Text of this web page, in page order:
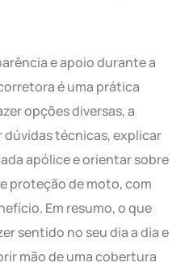
e apoio durante a
é uma prática
opções diversas, a
técnicas, explicar
apólice e orientar sobre
proteção de moto, com
Em resumo, o que
sentido no seu dia a dia e
mão de uma cobertura